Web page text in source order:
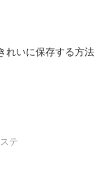
れいに保存する方法
テ